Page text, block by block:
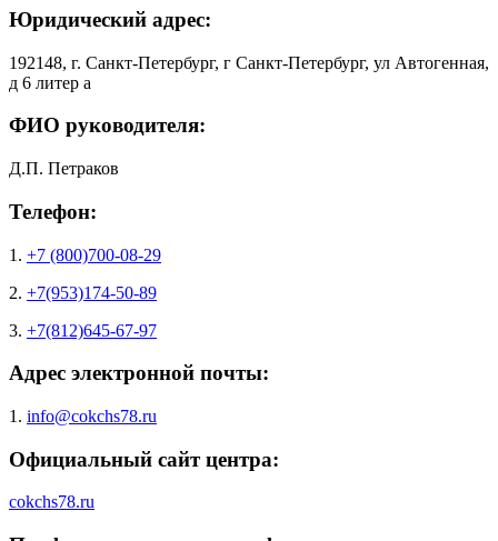
Юридический адрес:
192148, г. Санкт-Петербург, г Санкт-Петербург, ул Автогенная,
д 6 литер а
ФИО руководителя:
Д.П. Петраков
Телефон:
1. +7 (800)700-08-29
2. +7(953)174-50-89
3. +7(812)645-67-97
Адрес электронной почты:
1. info@cokchs78.ru
Официальный сайт центра:
cokchs78.ru